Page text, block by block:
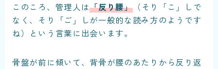
このころ、管理人は「反り腰」（そり「こ」しで
なく、そり「ご」しが一般的な読み方のようです
ね）という言葉に出会います。
骨盤が前に傾いて、背骨が腰のあたりから反り返